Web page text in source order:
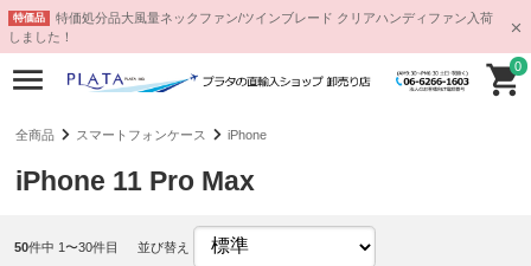
特価品
特価処分品大風量ネックファン/ツインブレード クリアハンディファン入荷
しました！
0
全商品 スマートフォンケース iPhone
iPhone 11 Pro Max
50件中 1〜30件目 並び替え